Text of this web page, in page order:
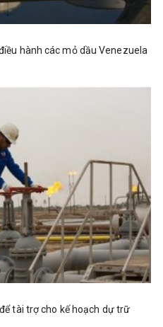
hành các mỏ dầu Venezuela
tài trợ cho kế hoạch dự trữ